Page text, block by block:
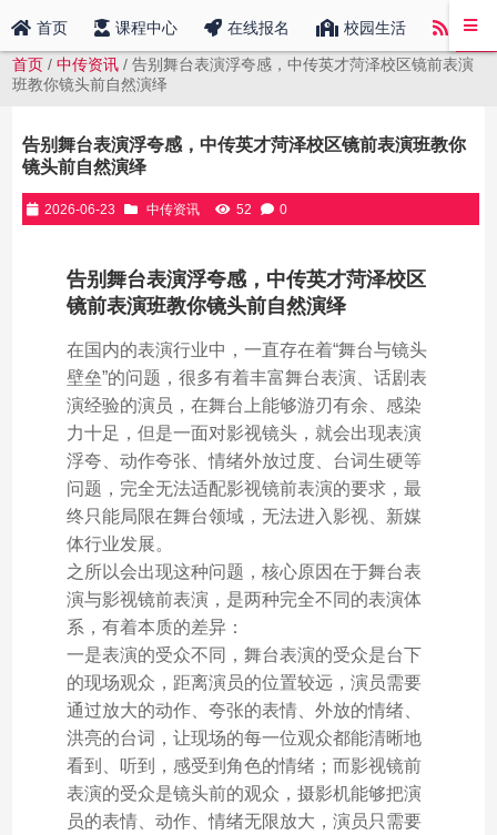
首页 课程中心 在线报名 校园生活 中传
首页 /中传资讯 / 告别舞台表演浮夸感，中传英才菏泽校区镜前表演
班教你镜头前自然演绎
告别舞台表演浮夸感，中传英才菏泽校区镜前表演班教你
镜头前自然演绎
2026-06-23 中传资讯 52 0
告别舞台表演浮夸感，中传英才菏泽校区
镜前表演班教你镜头前自然演绎
在国内的表演行业中，一直存在着“舞台与镜头
壁垒”的问题，很多有着丰富舞台表演、话剧表
演经验的演员，在舞台上能够游刃有余、感染
力十足，但是一面对影视镜头，就会出现表演
浮夸、动作夸张、情绪外放过度、台词生硬等
问题，完全无法适配影视镜前表演的要求，最
终只能局限在舞台领域，无法进入影视、新媒
体行业发展。
之所以会出现这种问题，核心原因在于舞台表
演与影视镜前表演，是两种完全不同的表演体
系，有着本质的差异：
一是表演的受众不同，舞台表演的受众是台下
的现场观众，距离演员的位置较远，演员需要
通过放大的动作、夸张的表情、外放的情绪、
洪亮的台词，让现场的每一位观众都能清晰地
看到、听到，感受到角色的情绪；而影视镜前
表演的受众是镜头前的观众，摄影机能够把演
员的表情、动作、情绪无限放大，演员只需要